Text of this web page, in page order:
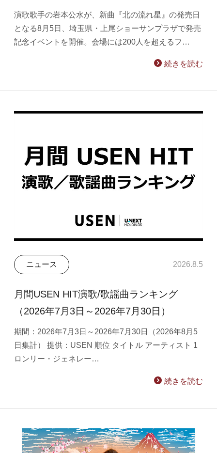
演歌歌手の岩本公水が、新曲『北の流れ星』の発売日
となる8月5日、埼玉県・上尾ショーサンプラザで発売
記念イベントを開催。会場には200人を超えるフ…
続きを読む
ニュース 2026.8.5
月間USEN HIT演歌/歌謡曲ランキング
（2026年7月3日～2026年7月30日）
期間：2026年7月3日～2026年7月30日（2026年8月5
日集計） 提供：USEN 順位 タイトル アーティスト 1
ロンリー・ジェネレー…
続きを読む